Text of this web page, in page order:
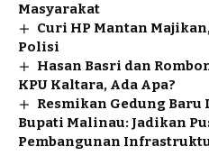
Masyarakat
Curi HP Mantan
Polisi
Hasan Basri dan
KPU Kaltara, Ada Apa?
Resmikan Gedung Baru
Bupati Malinau: Jadikan
Pembangunan